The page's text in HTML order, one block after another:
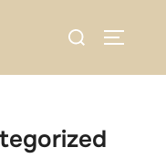
Suchen